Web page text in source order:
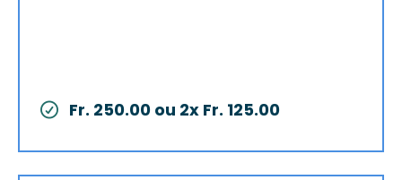
Fr. 250.00 ou 2x Fr. 125.00